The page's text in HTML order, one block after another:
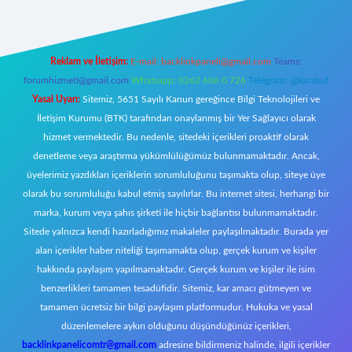
Reklam ve İletişim: E-mail: backlinkpaneli@gmail.com Teams:
forumhizmeti@gmail.com Whatsapp: 0262 606 0 726 Telegram: @karabul
Yasal Uyarı: Sitemiz, 5651 Sayılı Kanun gereğince Bilgi Teknolojileri ve
İletişim Kurumu (BTK) tarafından onaylanmış bir Yer Sağlayıcı olarak
hizmet vermektedir. Bu nedenle, sitedeki içerikleri proaktif olarak
denetleme veya araştırma yükümlülüğümüz bulunmamaktadır. Ancak,
üyelerimiz yazdıkları içeriklerin sorumluluğunu taşımakta olup, siteye üye
olarak bu sorumluluğu kabul etmiş sayılırlar. Bu internet sitesi, herhangi bir
marka, kurum veya şahıs şirketi ile hiçbir bağlantısı bulunmamaktadır.
Sitede yalnızca kendi hazırladığımız makaleler paylaşılmaktadır. Burada yer
alan içerikler haber niteliği taşımamakta olup, gerçek kurum ve kişiler
hakkında paylaşım yapılmamaktadır. Gerçek kurum ve kişiler ile isim
benzerlikleri tamamen tesadüfidir. Sitemiz, kar amacı gütmeyen ve
tamamen ücretsiz bir bilgi paylaşım platformudur. Hukuka ve yasal
düzenlemelere aykırı olduğunu düşündüğünüz içerikleri,
backlinkpanelicomtr@gmail.com adresine bildirmeniz halinde, ilgili içerikler